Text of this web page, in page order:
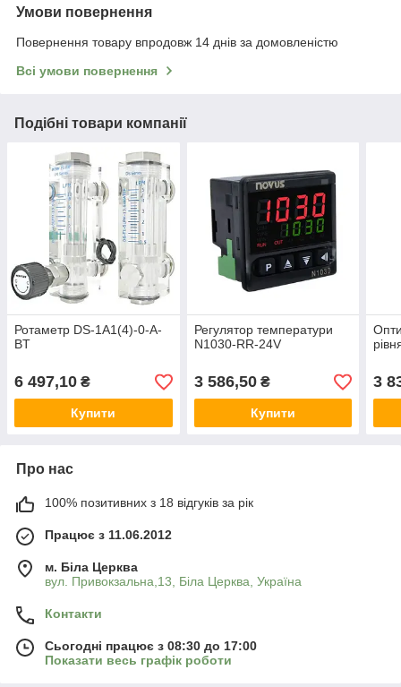
Умови повернення
Повернення товару впродовж 14 днів за домовленістю
Всі умови повернення
Подібні товари компанії
Ротаметр DS-1A1(4)-0-A-
BT
6 497,10 ₴
Купити
Регулятор температури
N1030-RR-24V
3 586,50₴
Купити
3
Про нас
100% позитивних з 18 відгуків за рік
Працює з 11.06.2012
м. Біла Церква
вул. Привокзальна,13, Біла Церква, Україна
Контакти
Сьогодні працює з 08:30 до 17:00
Показати весь графік роботи